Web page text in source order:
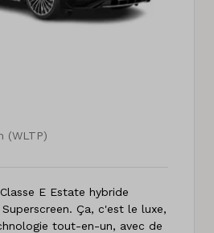
(WLTP)
E Estate hybride
Ça, c'est le luxe,
tout-en-un, avec de